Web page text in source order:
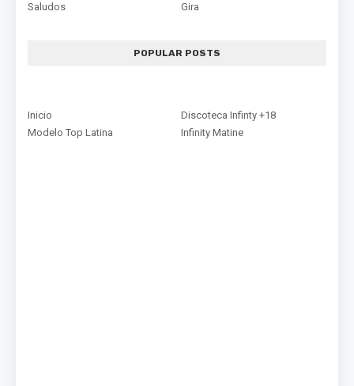
Saludos
Gira
POPULAR POSTS
Inicio
Discoteca Infinty +18
Modelo Top Latina
Infinity Matine